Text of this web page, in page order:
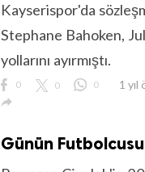
Kayserispor'da
Stephane Bahoken,
yollarını ayırmıştı.
0 0 0 1 yıl

Günün